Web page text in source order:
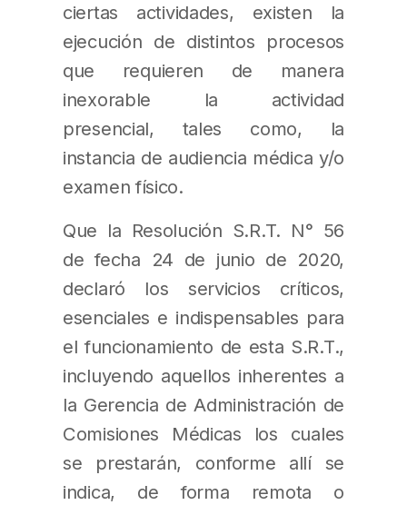
ciertas actividades, existen la
ejecución de distintos procesos
que requieren de manera
inexorable la actividad
presencial, tales como, la
instancia de audiencia médica y/o
examen físico.
Que la Resolución S.R.T. N° 56
de fecha 24 de junio de 2020,
declaró los servicios críticos,
esenciales e indispensables para
el funcionamiento de esta S.R.T.,
incluyendo aquellos inherentes a
la Gerencia de Administración de
Comisiones Médicas los cuales
se prestarán, conforme allí se
indica, de forma remota o